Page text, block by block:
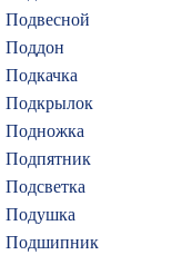
Подвесной
Поддон
Подкачка
Подкрылок
Подножка
Подпятник
Подсветка
Подушка
Подшипник